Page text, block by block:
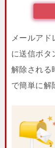
メールア
に送信ボタ
解除される
で簡単に解